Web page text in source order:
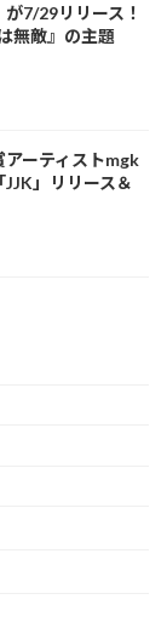
7/29リリース！
無敵』の主題
ーティストmgk
」リリース＆